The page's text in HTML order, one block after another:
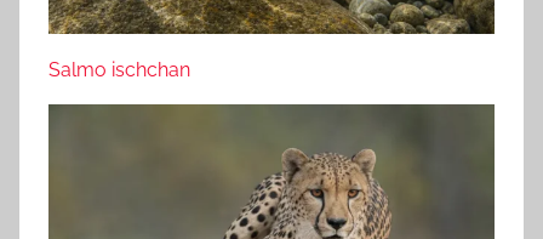
Salmo ischchan